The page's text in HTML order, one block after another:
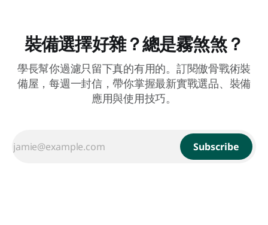
裝備選擇好雜？總是霧煞煞？
學長幫你過濾只留下真的有用的。訂閱傲骨戰術裝
備屋，每週一封信，帶你掌握最新實戰選品、裝備
應用與使用技巧。
Subscribe